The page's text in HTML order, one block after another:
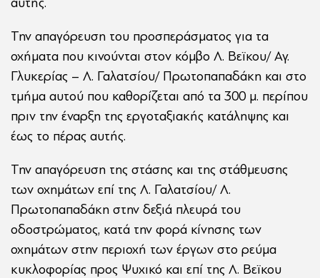
Την απαγόρευση του προσπεράσματος για τα
οχήματα που κινούνται στον κόμβο Λ. Βεϊκου/ Αγ.
Γλυκερίας – Λ. Γαλατσίου/ Πρωτοπαπαδάκη και στο
τμήμα αυτού που καθορίζεται από τα 300 μ. περίπου
πριν την έναρξη της εργοταξιακής κατάληψης και
έως το πέρας αυτής.
Την απαγόρευση της στάσης και της στάθμευσης
των οχημάτων επί της Λ. Γαλατσίου/ Λ.
Πρωτοπαπαδάκη στην δεξιά πλευρά του
οδοστρώματος, κατά την φορά κίνησης των
οχημάτων στην περιοχή των έργων στο ρεύμα
κυκλοφορίας προς Ψυχικό και επί της Λ. Βεϊκου